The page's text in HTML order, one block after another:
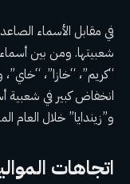
في مقابل الأسماء
شعبيتها. ومن بين
“كريم”، “خازا”،
انخفاض كبير في شعبية
و”زيندايا” خلال العام
اتجاهات